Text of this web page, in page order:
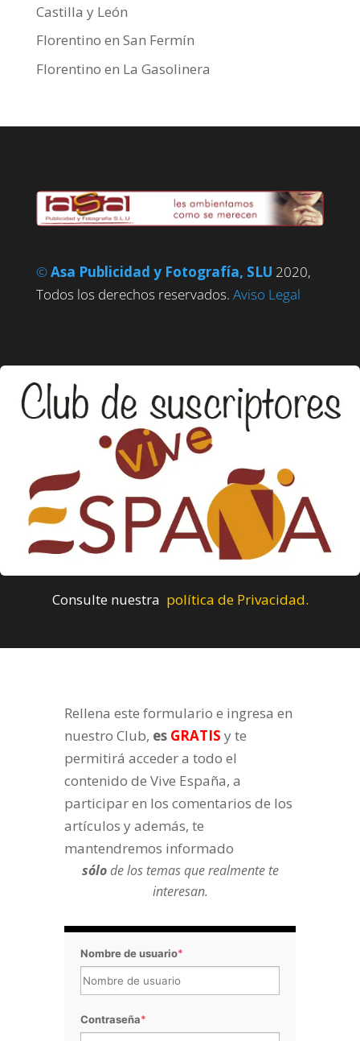
Castilla y León
Florentino en San Fermín
Florentino en La Gasolinera
©Asa Publicidad y Fotografía, SLU 2020,
Todos los derechos reservados. Aviso Legal
Consulte nuestra política de Privacidad.
Rellena este formulario e ingresa en
nuestro Club, es GRATIS y te
permitirá acceder a todo el
contenido de Vive España, a
participar en los comentarios de los
artículos y además, te
mantendremos informado
sólode los temas que realmente te
interesan.
Nombre de usuario*
Contraseña*